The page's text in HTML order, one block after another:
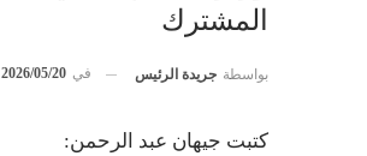
المشترك
بواسطة جريدة الرئيس في 2026/05/20 at 3:14 مساءً
كتبت جيهان عبد الرحمن: